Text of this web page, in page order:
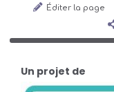
Éditer la page
Un projet de